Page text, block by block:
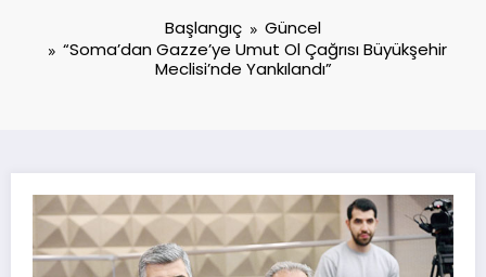
Başlangıç
Güncel
“Soma’dan Gazze’ye Umut Ol Çağrısı Büyükşehir
Meclisi’nde Yankılandı”